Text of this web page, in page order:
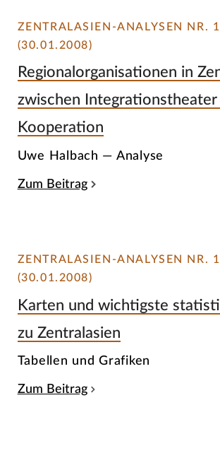
ZENTRALASIEN-ANALYSEN NR. 1
(30.01.2008)
Regionalorganisationen in
zwischen
Kooperation
Uwe Halbach — Analyse
Zum Beitrag
ZENTRALASIEN-ANALYSEN NR. 1
(30.01.2008)
Karten und wichtigste
zu Zentralasien
Tabellen und Grafiken
Zum Beitrag